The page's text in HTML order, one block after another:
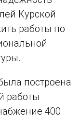
Курской
работы по
построена
работы
400